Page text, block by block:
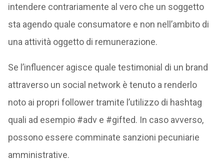
intendere contrariamente al vero che un soggetto
sta agendo quale consumatore e non nell’ambito di
una attività oggetto di remunerazione.
Se l’influencer agisce quale testimonial di un brand
attraverso un social network è tenuto a renderlo
noto ai propri follower tramite l’utilizzo di hashtag
quali ad esempio #adv e #gifted. In caso avverso,
possono essere comminate sanzioni pecuniarie
amministrative.